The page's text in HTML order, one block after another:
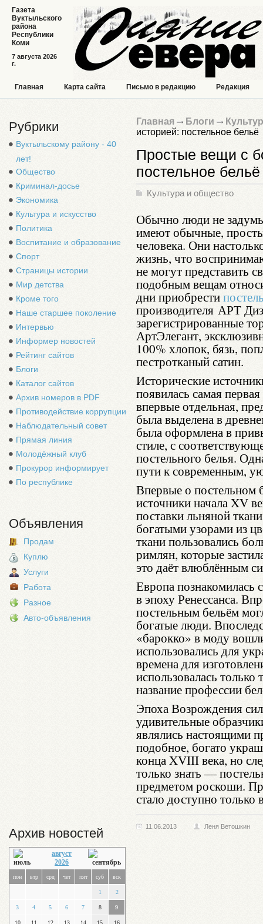
7 августа 2026
г.
Газета
Вуктыльского
района
Республики
Коми
Главная Карта сайта Письмо в редакцию Редакция
Рубрики
Вуктыльскому району - 40
лет!
Общество
Криминал-досье
Экономика
Культура и искусство
Политика
Воспитание и образование
Спорт
Страницы истории
Мир детства
Кроме того
Наше старшее поколение
Интервью
Информер новостей
Рейтинг сайтов
Блоги
Каталог сайтов
Архив номеров в PDF
Противодействие коррупции
Наблюдательный совет
Прямая линия
Молодёжный клуб
Прокурор информирует
По республике
Объявления
Продам
Куплю
Услуги
Работа
Разное
Авто-объявления
Архив новостей
август
2026
пон втр срд чет пят суб вск
1 2
3 4 5 6 7 8 9
10 11 12 13 14 15 16
Главная Блоги
историей: постельное бельё
Простые вещи с
постельное бельё
Культура и общество
Обычно люди не
имеют обычные,
человека. Они
жизнь, что
не могут представить
подобным вещам
дни приобрести
производителя АРТ
зарегистрированные
АртЭлегант,
100% хлопок, бязь,
пестротканый сатин.
Исторические
появилась самая
впервые отдельная,
была выделена в
была оформлена в
стиле, с
постельного белья.
пути к современным,
Впервые о постельном
источники начала XV
поставки льняной
богатыми узорами из
ткани пользовались
римлян, которые
это даёт влюблённым
Европа познакомилась
в эпоху Ренессанса.
постельным бельём
богатые люди.
«барокко» в моду
использовались для
времена для
использовалась только
название профессии
Эпоха Возрождения
удивительные
являлись настоящими
подобное, богато
конца XVIII века, но
только знать —
предметом роскоши.
стало доступно только
11.06.2013 Леня Ветошкин